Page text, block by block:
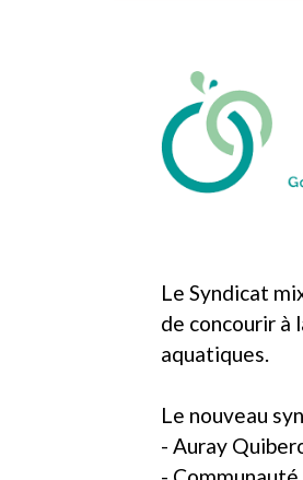
Le Syndicat
de concourir à
aquatiques.
Le nouveau
- Auray